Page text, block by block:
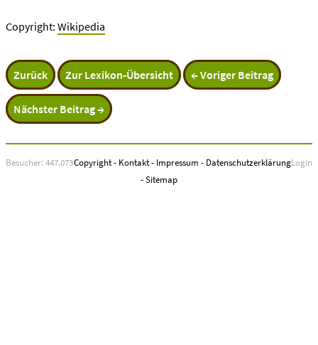
Copyright: Wikipedia
Zurück Zur Lexikon-Übersicht ← Voriger Beitrag
Nächster Beitrag →
Besucher: 447.073 Login
Copyright- Kontakt- Impressum - Datenschutzerklärung
-Sitemap